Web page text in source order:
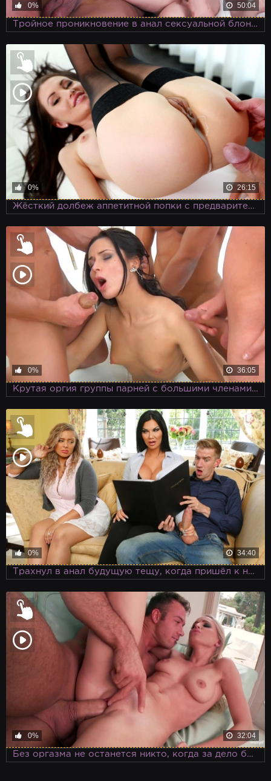
0% 50:04
0% 26:15
Жёсткий долбеж аппетитной попки с предварительным отлизыванием анальной дырки
0% 36:05
Крутая оргия группы парней с большими членами и развратной бухой девахи
0% 34:40
Трахнул в анал будущую тещу, когда пришёл к ней в гости для знакомства
0% 32:04
Без оргазма не останется никто, когда за дело берутся такие умелые мужчины